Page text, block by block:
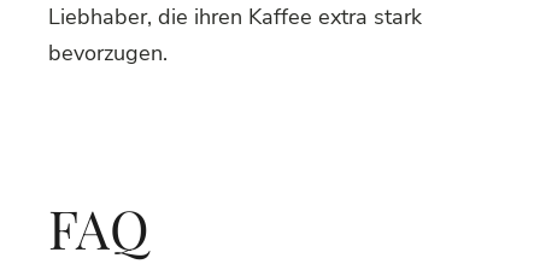
Liebhaber, die ihren Kaffee extra stark
bevorzugen.
FAQ